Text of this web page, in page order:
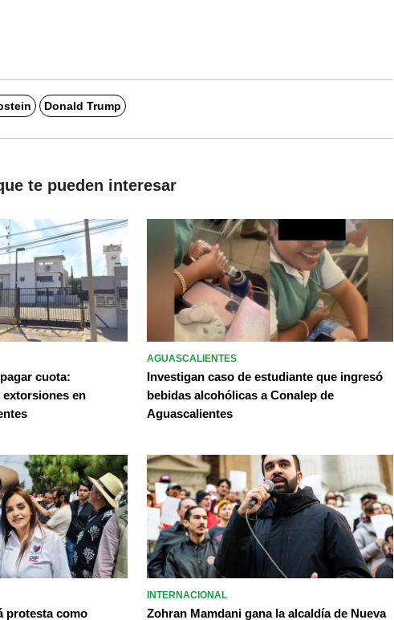
Donald Trump
te pueden interesar
cuota:
en
AGUASCALIENTES
Investigan caso de estudiante que ingresó
bebidas alcohólicas a Conalep de
Aguascalientes
protesta como
INTERNACIONAL
Zohran Mamdani gana la alcaldía de Nueva